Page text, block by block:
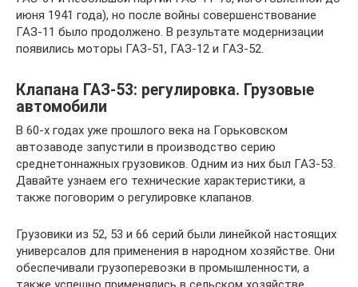
июня 1941 года), но после войны совершенствование
ГАЗ-11 было продолжено. В результате модернизации
появились моторы ГАЗ-51, ГАЗ-12 и ГАЗ-52.
Клапана ГАЗ-53: регулировка. Грузовые
автомобили
В 60-х годах уже прошлого века на Горьковском
автозаводе запустили в производство серию
среднетоннажных грузовиков. Одним из них был ГАЗ-53.
Давайте узнаем его технические характеристики, а
также поговорим о регулировке клапанов.
Грузовики из 52, 53 и 66 серий были линейкой настоящих
универсалов для применения в народном хозяйстве. Они
обеспечивали грузоперевозки в промышленности, а